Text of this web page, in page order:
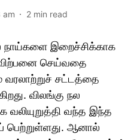
am 2 min read
நாய்களை இறைச்சிக்காக
விற்பனை செய்வதை
வரலாற்றுச் சட்டத்தை
விலங்கு நல
வந்த இந்த
பெற்றுள்ளது. ஆனால்